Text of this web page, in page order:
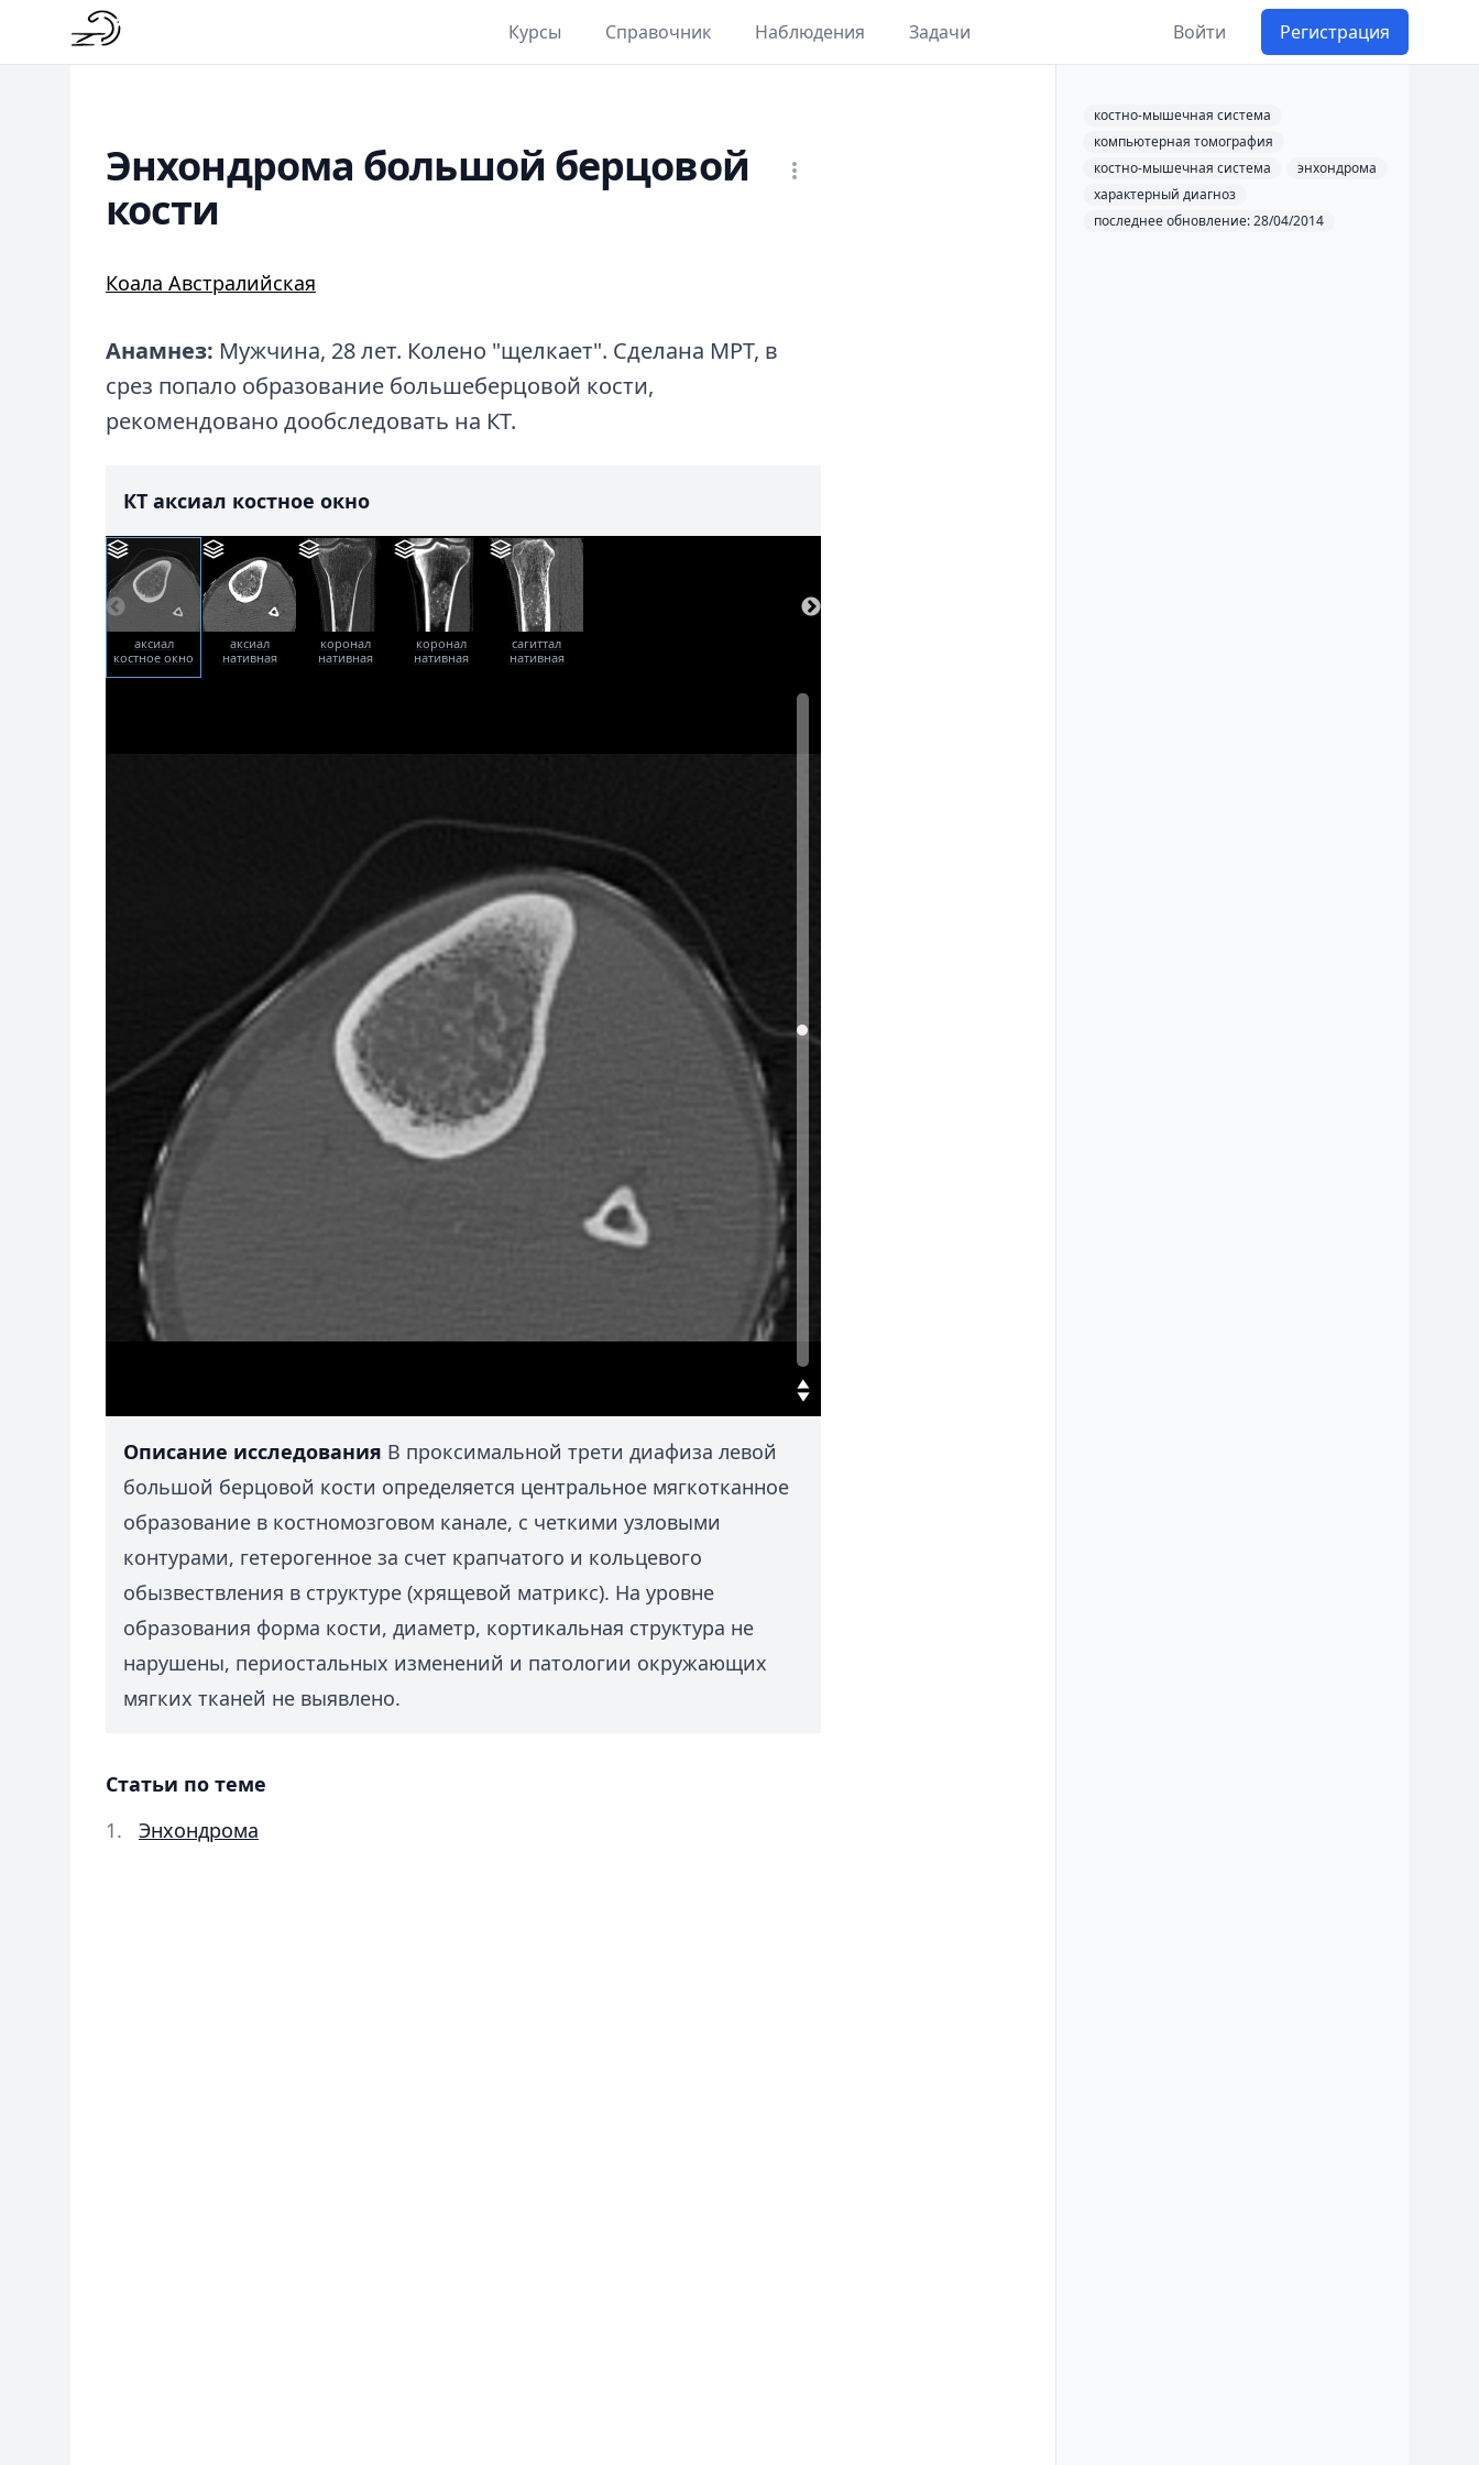
Курсы Справочник Наблюдения Задачи Войти Регистрация
Энхондрома большой берцовой
кости
Коала Австралийская
Анамнез: Мужчина, 28 лет. Колено "щелкает". Сделана МРТ, в
срез попало образование большеберцовой кости,
рекомендовано дообследовать на КТ.
КТ аксиал костное окно
аксиал
костное окно
аксиал
нативная
коронал
нативная
коронал
нативная
сагиттал
нативная
Описание исследования В проксимальной трети диафиза левой
большой берцовой кости определяется центральное мягкотканное
образование в костномозговом канале, с четкими узловыми
контурами, гетерогенное за счет крапчатого и кольцевого
обызвествления в структуре (хрящевой матрикс). На уровне
образования форма кости, диаметр, кортикальная структура не
нарушены, периостальных изменений и патологии окружающих
мягких тканей не выявлено.
Статьи по теме
Энхондрома
костно-мышечная система
компьютерная томография
костно-мышечная система
энхондрома
характерный диагноз
последнее обновление: 28/04/2014